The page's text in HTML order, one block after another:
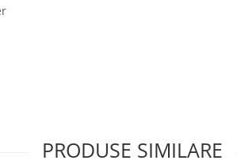
PRODUSE SIMILARE